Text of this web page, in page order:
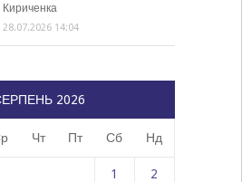
Кириченка
28.07.2026 14:04
2026
Чт Пт Сб Нд
1 2